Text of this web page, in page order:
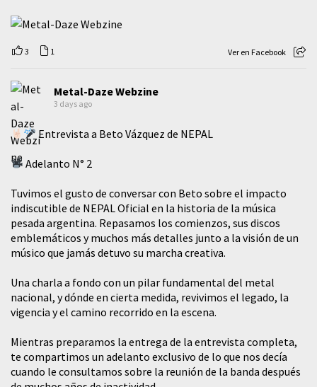
3 1 Ver en Facebook
Metal-Daze Webzine
3 days ago
Entrevista a Beto Vázquez de NEPAL
Adelanto N° 2
Tuvimos el gusto de conversar con Beto sobre el impacto
indiscutible de NEPAL Oficial en la historia de la música
pesada argentina. Repasamos los comienzos, sus discos
emblemáticos y muchos más detalles junto a la visión de un
músico que jamás detuvo su marcha creativa.
​Una charla a fondo con un pilar fundamental del metal
nacional, y dónde en cierta medida, revivimos el legado, la
vigencia y el camino recorrido en la escena.
Mientras preparamos la entrega de la entrevista completa,
te compartimos un adelanto exclusivo de lo que nos decía
cuando le consultamos sobre la reunión de la banda después